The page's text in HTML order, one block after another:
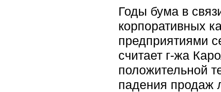
Годы бума в
корпоративных
предприятиями
считает г-жа
положительной
падения продаж